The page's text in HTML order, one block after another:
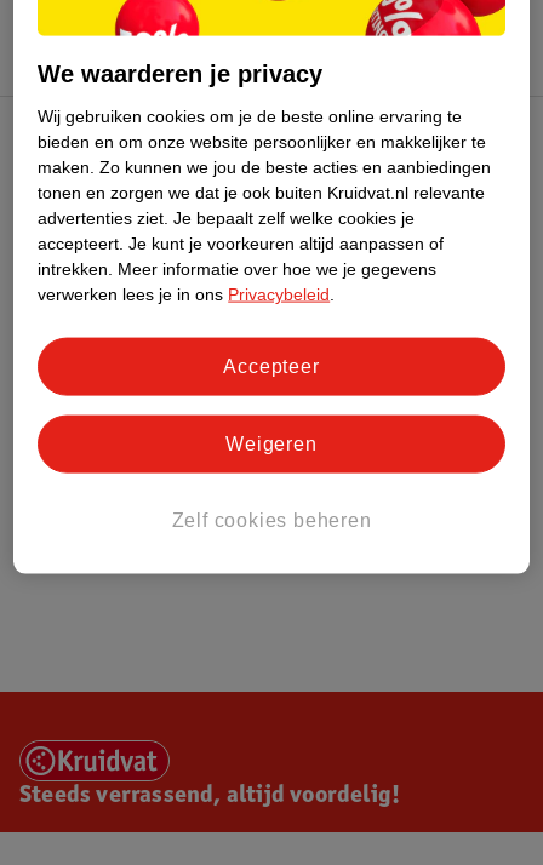
Kruidvat Club
Klantenservice
Over Kruidvat
Steeds verrassend, altijd voordelig!
We waarderen je privacy
Wij gebruiken cookies om je de beste online ervaring te
bieden en om onze website persoonlijker en makkelijker te
maken. Zo kunnen we jou de beste acties en aanbiedingen
tonen en zorgen we dat je ook buiten Kruidvat.nl relevante
advertenties ziet. Je bepaalt zelf welke cookies je
accepteert. Je kunt je voorkeuren altijd aanpassen of
intrekken.
Meer informatie over hoe we je gegevens
verwerken lees je in ons Privacybeleid
Zelf cookies beheren
Weigeren
Accepteer